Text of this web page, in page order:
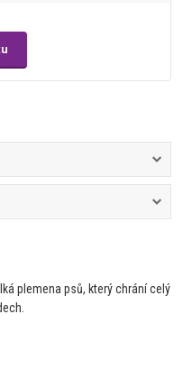
plemena psů, který chrání celý